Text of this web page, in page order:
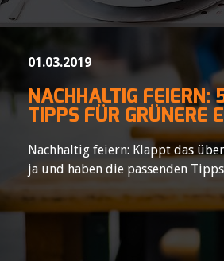
01.03.2019
NACHHALTIG FEIERN:
TIPPS FÜR GRÜNERE
Nachhaltig feiern: Klappt das
ja und haben die passenden